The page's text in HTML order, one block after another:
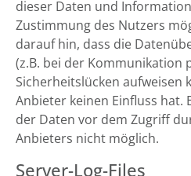
dieser Daten und
Zustimmung des Nutzers
darauf hin, dass die
(z.B. bei der Kommunikation
Sicherheitslücken aufweisen
Anbieter keinen Einfluss hat.
der Daten vor dem Zugriff
Anbieters nicht möglich.
Server-Log-Files